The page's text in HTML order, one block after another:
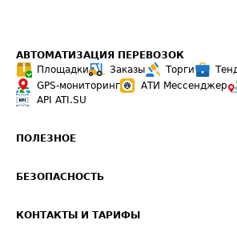
АВТОМАТИЗАЦИЯ ПЕРЕВОЗОК
Площадки
Заказы Торги
GPS-мониторинг
АТИ Мессенджер
API ATI.SU
ПОЛЕЗНОЕ
Звезды ATI.SU на вашем сайте
БЕЗОПАСНОСТЬ
КОНТАКТЫ И ТАРИФЫ